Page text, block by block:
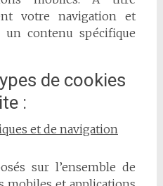
votre navigation et
contenu spécifique
de cookies
:
et de navigation
sur l’ensemble de